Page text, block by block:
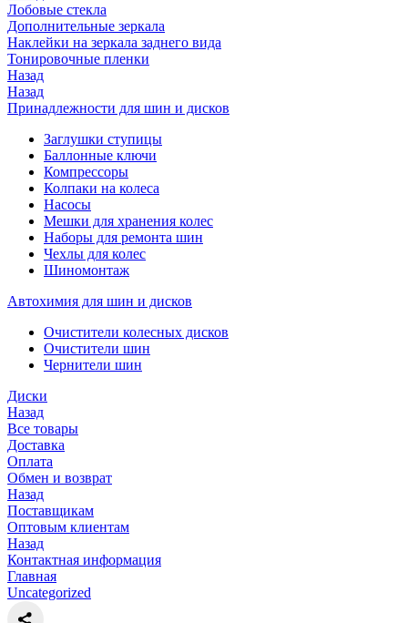
Лобовые стекла
Дополнительные зеркала
Наклейки на зеркала заднего вида
Тонировочные пленки
Назад
Назад
Принадлежности для шин и дисков
Заглушки ступицы
Баллонные ключи
Компрессоры
Колпаки на колеса
Насосы
Мешки для хранения колес
Наборы для ремонта шин
Чехлы для колес
Шиномонтаж
Автохимия для шин и дисков
Очистители колесных дисков
Очистители шин
Чернители шин
Диски
Назад
Все товары
Доставка
Оплата
Обмен и возврат
Назад
Поставщикам
Оптовым клиентам
Назад
Контактная информация
Главная
Uncategorized